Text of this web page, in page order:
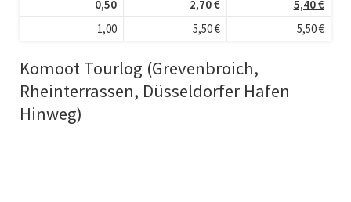
0,50
2,70 €
5,40 €
1,00
5,50 € 5,50 €
Komoot Tourlog (Grevenbroich,
Rheinterrassen, Düsseldorfer Hafen
Hinweg)